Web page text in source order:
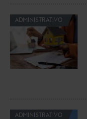
ADMINISTRATIVO
ADMINISTRATIVO